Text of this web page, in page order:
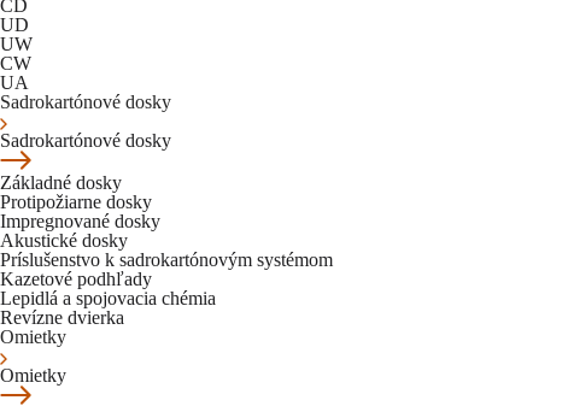
CD
UD
UW
CW
UA
Sadrokartónové dosky
Sadrokartónové dosky
Základné dosky
Protipožiarne dosky
Impregnované dosky
Akustické dosky
Príslušenstvo k sadrokartónovým systémom
Kazetové podhľady
Lepidlá a spojovacia chémia
Revízne dvierka
Omietky
Omietky